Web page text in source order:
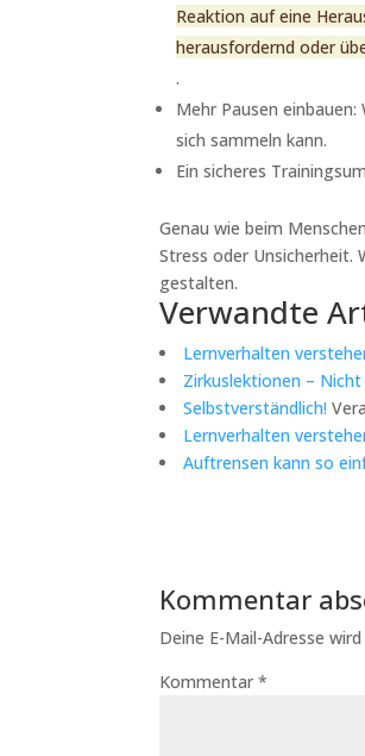
Reaktion auf eine
herausfordernd oder
.
Mehr Pausen
sich sammeln kann.
Ein sicheres
Genau wie beim
Stress oder Unsicherheit.
gestalten.
Verwandte
Lernverhalten
Zirkuslektionen – Nicht
Selbstverständlich!
Lernverhalten
Auftrensen kann so
Kommentar
Deine E-Mail-Adresse
Kommentar*